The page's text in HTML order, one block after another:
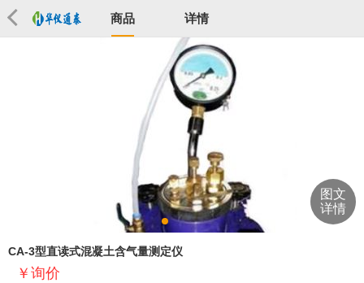
商品 详情
图文
详情
CA-3型直读式混凝土含气量测定仪
询价